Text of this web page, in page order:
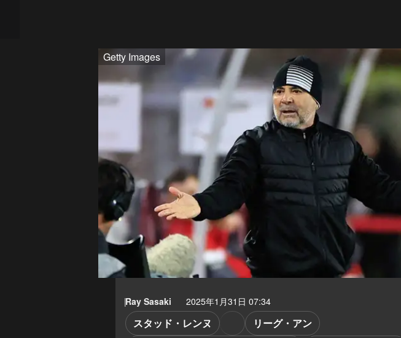
Getty Images
Ray Sasaki 2025年1月31日 07:34
スタッド・レンヌ
リーグ・アン